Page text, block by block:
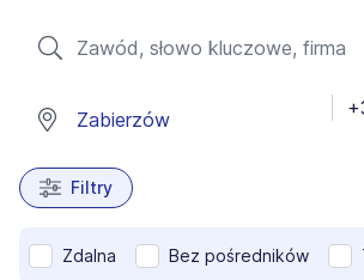
Filtry
Zdalna Bez pośredników